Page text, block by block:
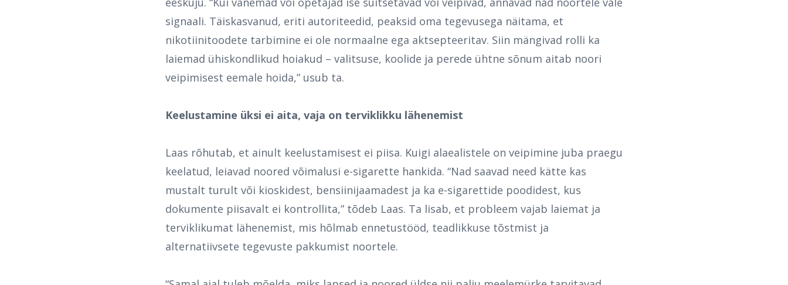
signaali. Täiskasvanud, eriti autoriteedid, peaksid oma tegevusega näitama, et
nikotiinitoodete tarbimine ei ole normaalne ega aktsepteeritav. Siin mängivad rolli ka
laiemad ühiskondlikud hoiakud – valitsuse, koolide ja perede ühtne sõnum aitab noori
veipimisest eemale hoida,” usub ta.
Keelustamine üksi ei aita, vaja on terviklikku lähenemist
Laas rõhutab, et ainult keelustamisest ei piisa. Kuigi alaealistele on veipimine juba praegu
keelatud, leiavad noored võimalusi e-sigarette hankida. “Nad saavad need kätte kas
mustalt turult või kioskidest, bensiinijaamadest ja ka e-sigarettide poodidest, kus
dokumente piisavalt ei kontrollita,” tõdeb Laas. Ta lisab, et probleem vajab laiemat ja
terviklikumat lähenemist, mis hõlmab ennetustööd, teadlikkuse tõstmist ja
alternatiivsete tegevuste pakkumist noortele.